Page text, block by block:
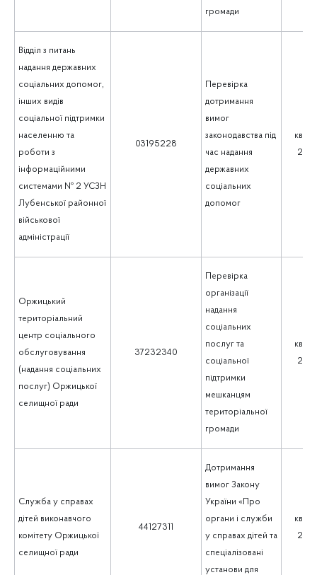
громади
Відділ з питань
надання державних
соціальних допомог,
інших видів
соціальної підтримки
населенню та
роботи з
інформаційними
системами № 2 УСЗН
Лубенської районної
військової
адміністрації
03195228
Перевірка
дотримання
вимог
законодавства під
час надання
державних
соціальних
допомог
Оржицький
територіальний
центр соціального
обслуговування
(надання соціальних
послуг) Оржицької
селищної ради
37232340
Перевірка
організації
надання
соціальних
послуг та
соціальної
підтримки
мешканцям
територіальної
громади
Служба у справах
дітей виконавчого
комітету Оржицької
селищної ради
44127311
Дотримання
вимог Закону
України «Про
органи і служби
у справах дітей та
спеціалізовані
установи для